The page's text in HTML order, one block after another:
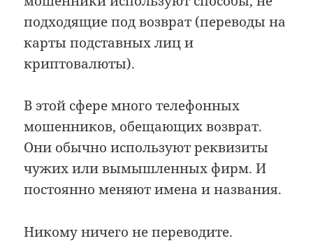
подходящие под возврат (переводы на
карты подставных лиц и
криптовалюты).
В этой сфере много телефонных
мошенников, обещающих возврат.
Они обычно используют реквизиты
чужих или вымышленных фирм. И
постоянно меняют имена и названия.
Никому ничего не переводите.